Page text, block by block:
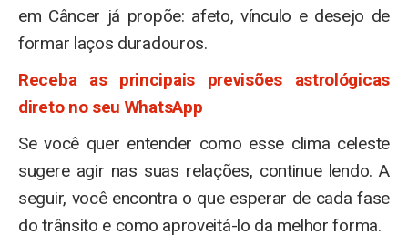
em Câncer já propõe: afeto, vínculo e desejo de
formar laços duradouros.
Receba as principais previsões astrológicas
direto no seu WhatsApp
Se você quer entender como esse clima celeste
sugere agir nas suas relações, continue lendo. A
seguir, você encontra o que esperar de cada fase
do trânsito e como aproveitá-lo da melhor forma.